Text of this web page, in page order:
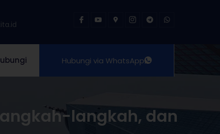
Hubungi via WhatsApp
langkah, dan